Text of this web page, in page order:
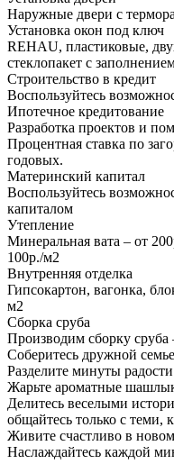
Наружные двери с
Установка окон под ключ
REHAU, пластиковые,
стеклопакет с
Строительство в кредит
Воспользуйтесь
Ипотечное кредитование
Разработка проектов и
Процентная ставка по
годовых.
Материнский капитал
Воспользуйтесь
капиталом
Утепление
Минеральная вата – от
100р./м2
Внутренняя отделка
Гипсокартон, вагонка,
м2
Сборка сруба
Производим сборку сруба
Соберитесь дружной
Разделите минуты
Жарьте ароматные
Делитесь веселыми
общайтесь только с теми,
Живите счастливо в
Наслаждайтесь каждой